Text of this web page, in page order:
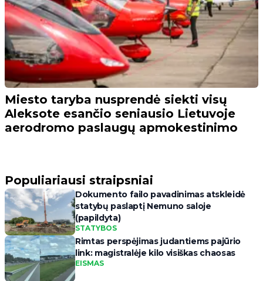
Miesto taryba nusprendė siekti visų
Aleksote esančio seniausio Lietuvoje
aerodromo paslaugų apmokestinimo
Populiariausi straipsniai
Dokumento failo pavadinimas atskleidė
statybų paslaptį Nemuno saloje
(papildyta)
STATYBOS
Rimtas perspėjimas judantiems pajūrio
link: magistralėje kilo visiškas chaosas
EISMAS